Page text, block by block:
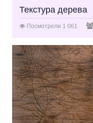
Текстура дерева
Посмотрели 1 061